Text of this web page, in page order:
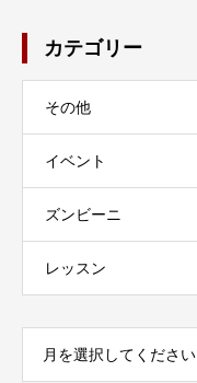
カテゴリー
その他
イベント
ズンビーニ
レッスン
月を選択してください